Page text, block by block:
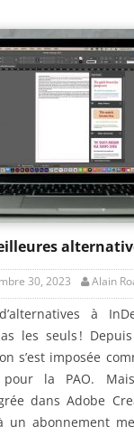
30, 2023 Alain
à
les seuls !
s’est imposée
pour la PAO.
dans Adobe
un abonnement